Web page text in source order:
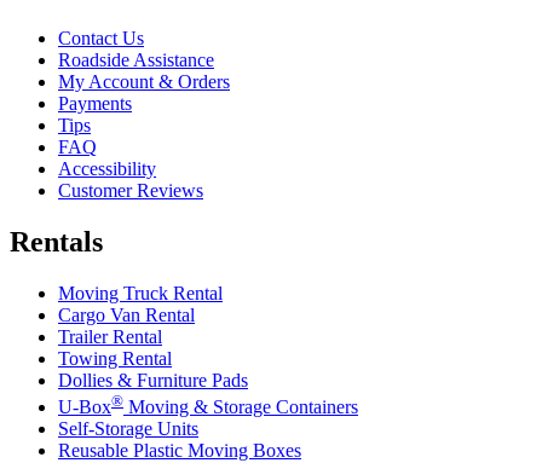
Contact Us
Roadside Assistance
My Account & Orders
Payments
Tips
FAQ
Accessibility
Customer Reviews
Rentals
Moving Truck Rental
Cargo Van Rental
Trailer Rental
Towing Rental
Dollies & Furniture Pads
U-Box® Moving & Storage Containers
Self-Storage Units
Reusable Plastic Moving Boxes